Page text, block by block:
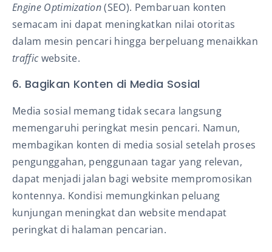
Engine Optimization(SEO). Pembaruan konten
semacam ini dapat meningkatkan nilai otoritas
dalam mesin pencari hingga berpeluang menaikkan
trafficwebsite.
6. Bagikan Konten di Media Sosial
Media sosial memang tidak secara langsung
memengaruhi peringkat mesin pencari. Namun,
membagikan konten di media sosial setelah proses
pengunggahan, penggunaan tagar yang relevan,
dapat menjadi jalan bagi website mempromosikan
kontennya. Kondisi memungkinkan peluang
kunjungan meningkat dan website mendapat
peringkat di halaman pencarian.